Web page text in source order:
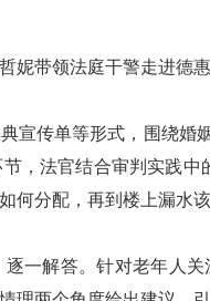
带领法庭干警走进德
宣传单等形式，围绕
，法官结合审判实践
何分配，再到楼上漏水
一解答。针对老年人